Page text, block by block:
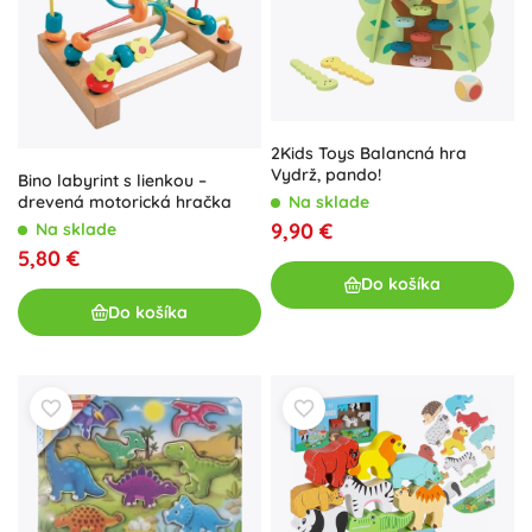
Bino labyrint s lienkou –
drevená motorická hračka
Na sklade
5,80 €
Do košíka
2Kids Toys Balancná hra
Vydrž, pando!
Na sklade
9,90 €
Do košíka